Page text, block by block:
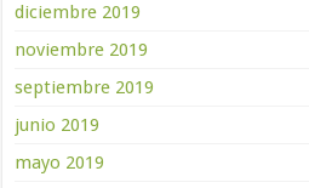
diciembre 2019
noviembre 2019
septiembre 2019
junio 2019
mayo 2019